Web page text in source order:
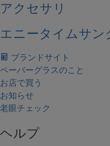
アクセサリ
エニータイムサン
ブランドサイト
ペーパーグラスのこと
お店で買う
お知らせ
老眼チェック
ヘルプ